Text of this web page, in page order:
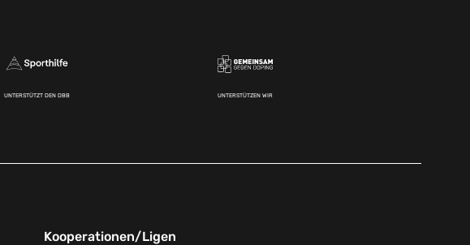
UNTERSTÜTZT DEN DBB UNTERSTÜTZEN WIR
Kooperationen/Ligen